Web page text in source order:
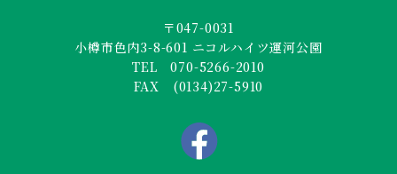
〒047-0031
小樽市色内3-8-601 ニコルハイツ運河公園
TEL 070-5266-2010
FAX (0134)27-5910